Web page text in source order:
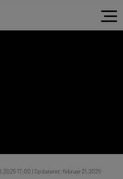
2025 17:00 | Opdateret: februar 21, 2025